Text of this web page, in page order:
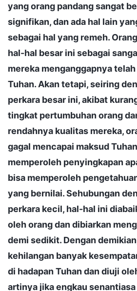
yang orang pandang sangat
signifikan, dan ada hal lain
sebagai hal yang remeh.
hal-hal besar ini sebagai
mereka menganggapnya
Tuhan. Akan tetapi, seiring
perkara besar ini, akibat
tingkat pertumbuhan orang
rendahnya kualitas mereka,
gagal mencapai maksud
memperoleh penyingkapan
bisa memperoleh
yang bernilai. Sehubungan
perkara kecil, hal-hal ini
oleh orang dan dibiarkan
demi sedikit. Dengan
kehilangan banyak
di hadapan Tuhan dan diuji
artinya jika engkau